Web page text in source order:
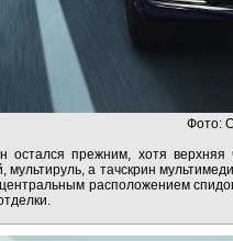
Фото:
остался прежним, хотя
а тачскрин
расположением